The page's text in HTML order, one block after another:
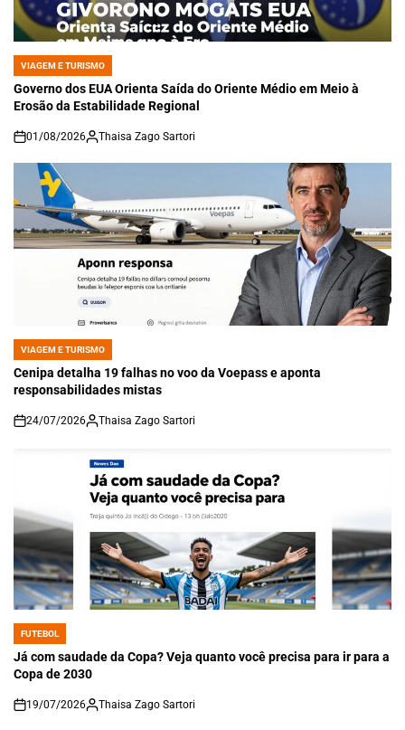
POSTED
IN
VIAGEM E TURISMO
Governo dos EUA Orienta Saída do Oriente Médio em Meio à
Erosão da Estabilidade Regional
on
01/08/2026 Thaisa Zago Sartori
POSTED
IN
VIAGEM E TURISMO
Cenipa detalha 19 falhas no voo da Voepass e aponta
responsabilidades mistas
on
24/07/2026 Thaisa Zago Sartori
POSTED
IN
FUTEBOL
Já com saudade da Copa? Veja quanto você precisa para ir para a
Copa de 2030
on
19/07/2026 Thaisa Zago Sartori